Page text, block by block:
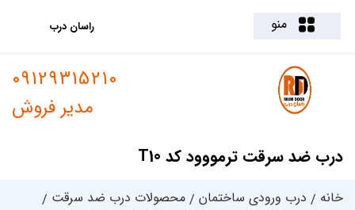
منو راسان درب
درب ضد سرقت ترمووود کد T10
09129315210
مدیر فروش
خانه درب ورودی ساختمان
محصولات درب ضد سرقت